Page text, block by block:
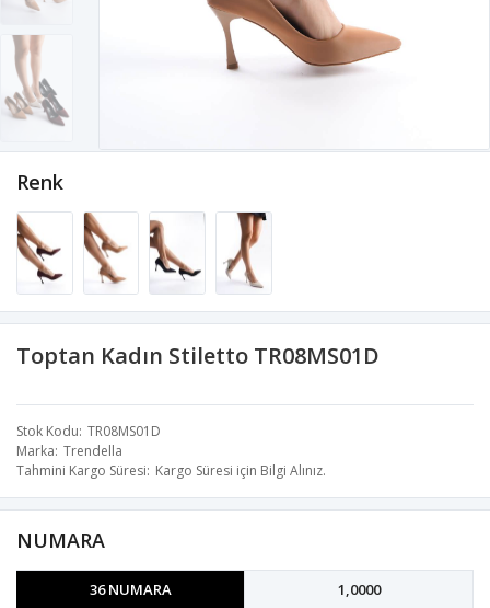
Toptan Kadın Stiletto TR08MS01D
Stok Kodu TR08MS01D
Marka Trendella
Tahmini Kargo Süresi Kargo Süresi için Bilgi Alınız.
Renk
NUMARA
36 NUMARA 1,0000